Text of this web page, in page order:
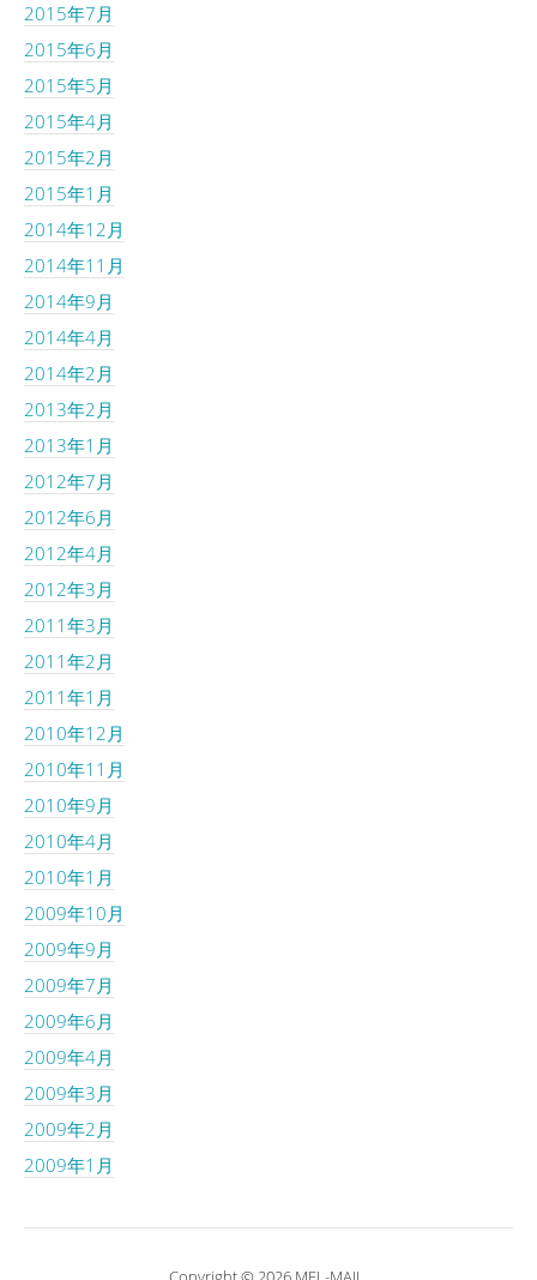
2015年7月
2015年6月
2015年5月
2015年4月
2015年2月
2015年1月
2014年12月
2014年11月
2014年9月
2014年4月
2014年2月
2013年2月
2013年1月
2012年7月
2012年6月
2012年4月
2012年3月
2011年3月
2011年2月
2011年1月
2010年12月
2010年11月
2010年9月
2010年4月
2010年1月
2009年10月
2009年9月
2009年7月
2009年6月
2009年4月
2009年3月
2009年2月
2009年1月